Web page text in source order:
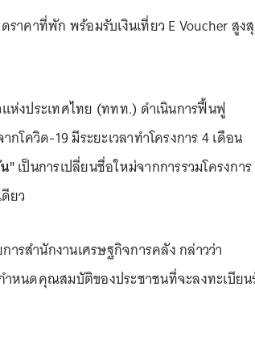
าคาที่พัก พร้อมรับเงินเที่ยว E Voucher สูง
งประเทศไทย (ททท.) ดำเนินการฟื้นฟู
โควิด-19 มีระยะเวลาทำโครงการ 4 เดือน
"เป็นการเปลี่ยนชื่อใหม่จากการรวมโครงการ
ยว
รสำนักงานเศรษฐกิจการคลัง กล่าวว่า
ำหนดคุณสมบัติของประชาชนที่จะลงทะเบีย